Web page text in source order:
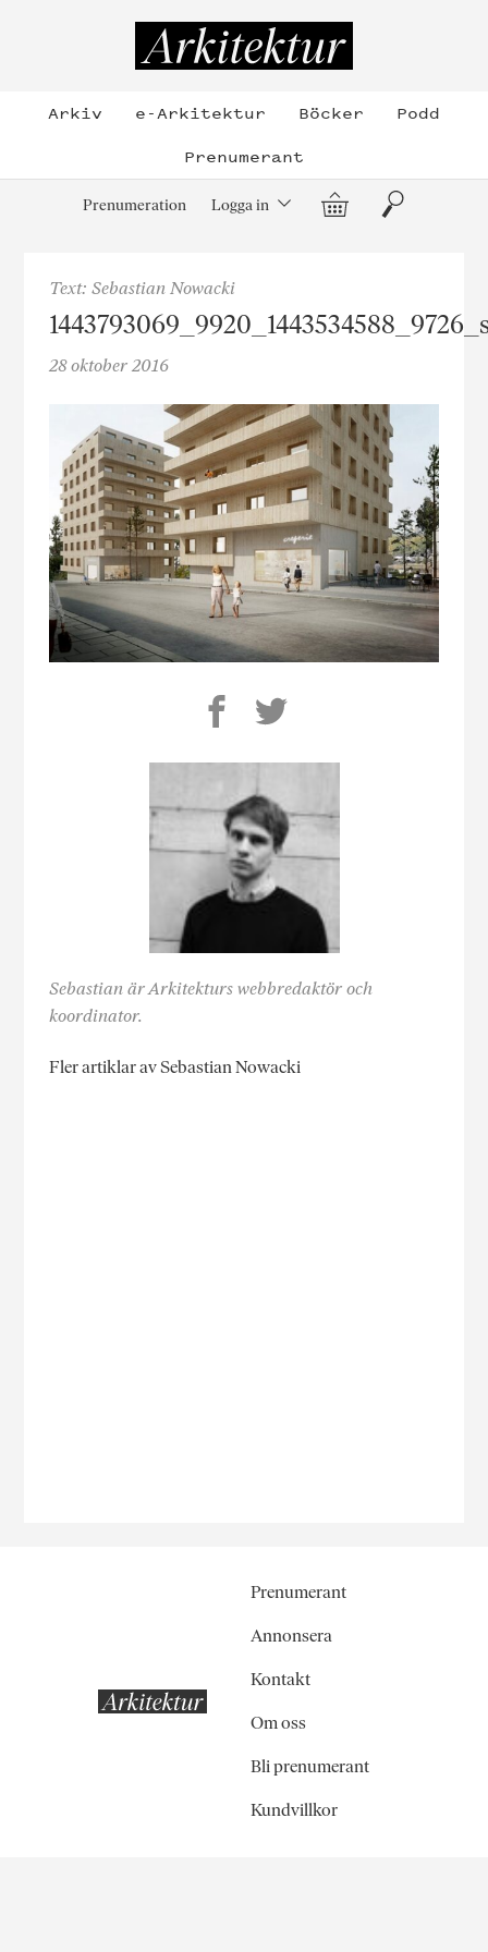
Arkiv e-Arkitektur Böcker
Podd
Prenumerant
Prenumeration Logga in Varukorg
Sök
Text: Sebastian Nowacki
28 oktober 2016
Sebastian är Arkitekturs webbredaktör och
koordinator.
Fler artiklar av Sebastian Nowacki
Prenumerant
Annonsera
Kontakt
Om oss
Bli prenumerant
Kundvillkor